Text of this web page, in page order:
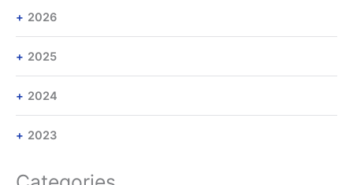
2026
2025
2024
2023